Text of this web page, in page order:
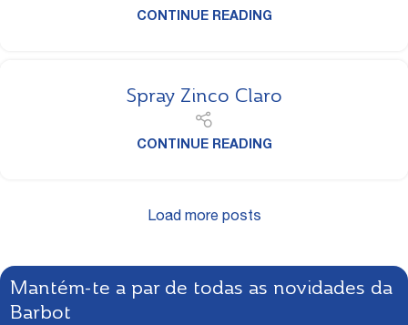
CONTINUE READING
Spray Zinco Claro
CONTINUE READING
Load more posts
Mantém-te a par de todas as novidades da
Barbot